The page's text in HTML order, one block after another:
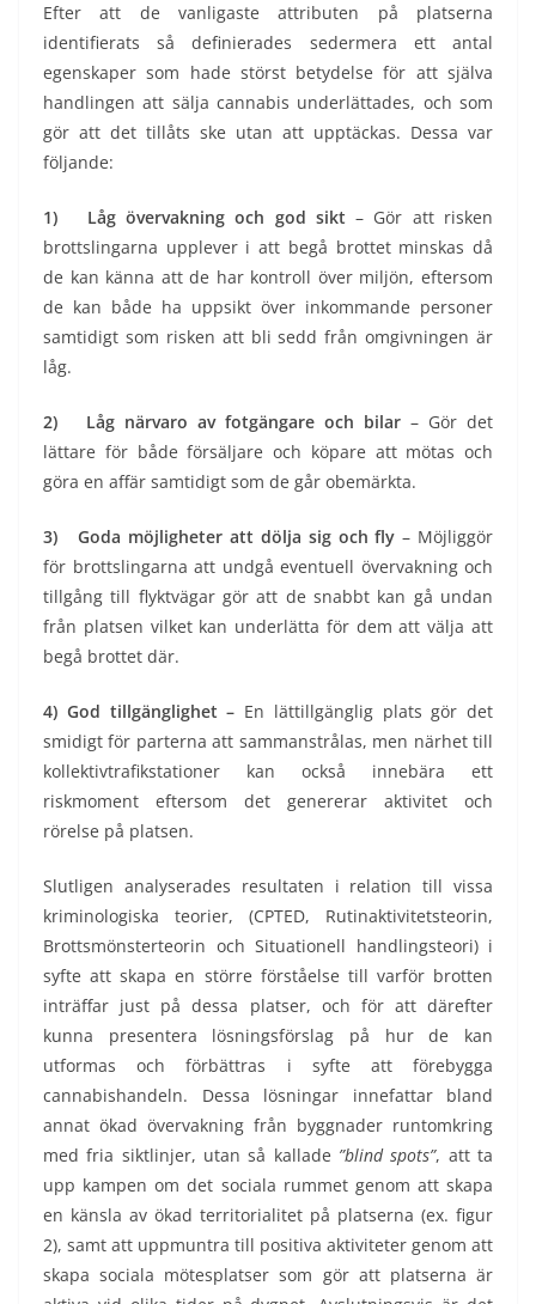
Efter att de vanligaste attributen på platserna
identifierats så definierades sedermera ett antal
egenskaper som hade störst betydelse för att själva
handlingen att sälja cannabis underlättades, och som
gör att det tillåts ske utan att upptäckas. Dessa var
följande:
1) Låg övervakning och god sikt – Gör att risken
brottslingarna upplever i att begå brottet minskas då
de kan känna att de har kontroll över miljön, eftersom
de kan både ha uppsikt över inkommande personer
samtidigt som risken att bli sedd från omgivningen är
låg.
2) Låg närvaro av fotgängare och bilar – Gör det
lättare för både försäljare och köpare att mötas och
göra en affär samtidigt som de går obemärkta.
3) Goda möjligheter att dölja sig och fly – Möjliggör
för brottslingarna att undgå eventuell övervakning och
tillgång till flyktvägar gör att de snabbt kan gå undan
från platsen vilket kan underlätta för dem att välja att
begå brottet där.
4) God tillgänglighet – En lättillgänglig plats gör det
smidigt för parterna att sammanstrålas, men närhet till
kollektivtrafikstationer kan också innebära ett
riskmoment eftersom det genererar aktivitet och
rörelse på platsen.
Slutligen analyserades resultaten i relation till vissa
kriminologiska teorier, (CPTED, Rutinaktivitetsteorin,
Brottsmönsterteorin och Situationell handlingsteori) i
syfte att skapa en större förståelse till varför brotten
inträffar just på dessa platser, och för att därefter
kunna presentera lösningsförslag på hur de kan
utformas och förbättras i syfte att förebygga
cannabishandeln. Dessa lösningar innefattar bland
annat ökad övervakning från byggnader runtomkring
med fria siktlinjer, utan så kallade ”blind spots”, att ta
upp kampen om det sociala rummet genom att skapa
en känsla av ökad territorialitet på platserna (ex. figur
2), samt att uppmuntra till positiva aktiviteter genom att
skapa sociala mötesplatser som gör att platserna är